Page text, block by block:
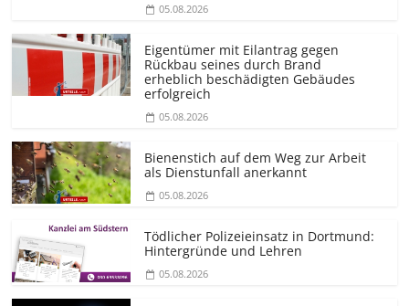
05.08.2026
Eigentümer mit Eilantrag gegen
Rückbau seines durch Brand
erheblich beschädigten Gebäudes
erfolgreich
05.08.2026
Bienenstich auf dem Weg zur Arbeit
als Dienstunfall anerkannt
05.08.2026
Tödlicher Polizeieinsatz in Dortmund:
Hintergründe und Lehren
05.08.2026